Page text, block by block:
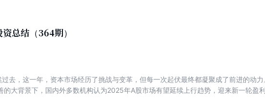
方案 2. 一文搞懂个人养老金扩容指数基金 3. 7只纳入个人养老金的“红利类”基金，哪
金赢麻啦！ 5. 全网最全十问十答，一文读懂个人养老金新闻 6. 个人养老金：85只指
专刊》是国内领先的投资交流交易平台“雪球”上的用户讨论集锦。本专刊全部内容均
类UGC产生，按照不同专题进行组织、编辑和校对。 【作者简介】 雪球公司成立于
国内领先的集投资交流交易一体的综合财富管理平台。经过数十年的发展，雪球已拥
投资最感兴趣、最有见解、对权益类资产接纳度最高的人群。雪球在市场上的独特品
总结（364期）
过去，这一年，资本市场经历了挑战与变革，但每一次起伏最终都凝聚成了前进的动
的大背景下，国内外多数机构认为2025年A股市场有望延续上行趋势，迎来新一轮盈